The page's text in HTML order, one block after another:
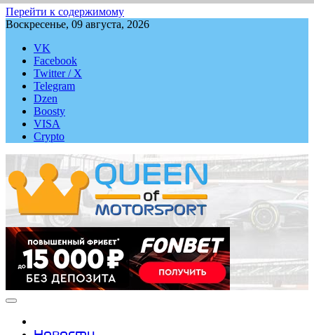
Перейти к содержимому
Воскресенье, 09 августа, 2026
VK
Facebook
Twitter / X
Telegram
Dzen
Boosty
VISA
Crypto
QUEEN-OF-MOTORSPORT.COM
Аналитика, статистика, трансляции Формулы-1 (Ф2/Ф3/F1
Academy), Формулы Е, Moto GP, DTM, IndyCar, NASCAR,
WRC (Dakar, WRX), WEC, IMSA и других гоночных серий